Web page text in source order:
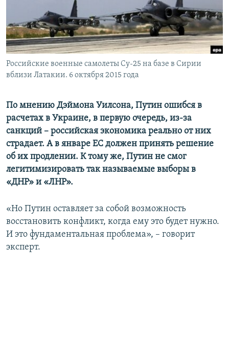
ПОБЕДИТЕЛЕЙ НЕ СУДЯТ?
КРЫМ.НЕПОКОРЕННЫЙ
ELIFBE
УКРАИНСКАЯ ПРОБЛЕМА КРЫМА
ПРИСОЕДИНЯЙТЕСЬ!
Все сайты RFE/RL
Российские военные самолеты Су-25 на базе в Сирии
вблизи Латакии. 6 октября 2015 года
По мнению Дэймона Уилсона, Путин ошибся в
расчетах в Украине, в первую очередь, из-за
санкций – российская экономика реально от них
страдает. А в январе ЕС должен принять решение
об их продлении. К тому же, Путин не смог
легитимизировать так называемые выборы в
«ДНР» и «ЛНР».
«Но Путин оставляет за собой возможность
восстановить конфликт, когда ему это будет нужно.
И это фундаментальная проблема», – говорит
эксперт.